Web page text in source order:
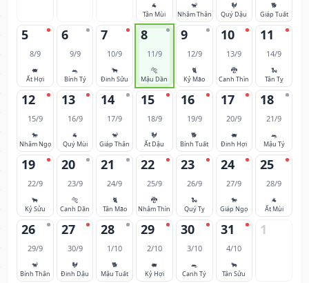
🐐
Tân Mùi
🐒
Nhâm Thân
🐓
Quý Dậu
🐕
Giáp Tuất
5
8/9
🐖
Ất Hợi
6
9/9
🐀
Bính Tý
7
10/9
🐂
Đinh Sửu
8
11/9
🐅
Mậu Dần
9
12/9
🐈
Kỷ Mão
10
13/9
🐉
Canh Thìn
11
14/9
🐍
Tân Tỵ
12
15/9
🐎
Nhâm Ngọ
13
16/9
🐐
Quý Mùi
14
17/9
🐒
Giáp Thân
15
18/9
🐓
Ất Dậu
16
19/9
🐕
Bính Tuất
17
20/9
🐖
Đinh Hợi
18
21/9
🐀
Mậu Tý
19
22/9
🐂
Kỷ Sửu
20
23/9
🐅
Canh Dần
21
24/9
🐈
Tân Mão
22
25/9
🐉
Nhâm Thìn
23
26/9
🐍
Quý Tỵ
24
27/9
🐎
Giáp Ngọ
25
28/9
🐐
Ất Mùi
26
29/9
🐒
Bính Thân
27
30/9
🐓
Đinh Dậu
28
1/10
🐕
Mậu Tuất
29
2/10
🐖
Kỷ Hợi
30
3/10
🐀
Canh Tý
31
4/10
🐂
Tân Sửu
1